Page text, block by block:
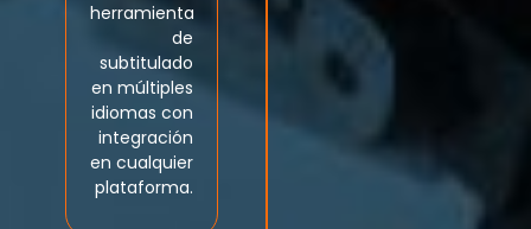
herramienta
de
subtitulado
en múltiples
idiomas con
integración
en cualquier
plataforma.